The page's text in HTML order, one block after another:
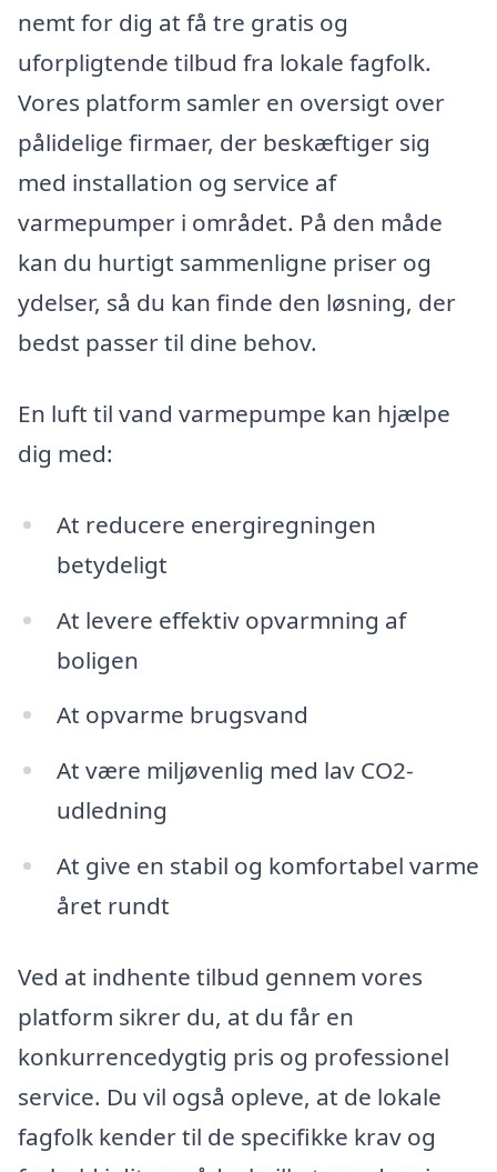
nemt for dig at få tre gratis og
uforpligtende tilbud fra lokale fagfolk.
Vores platform samler en oversigt over
pålidelige firmaer, der beskæftiger sig
med installation og service af
varmepumper i området. På den måde
kan du hurtigt sammenligne priser og
ydelser, så du kan finde den løsning, der
bedst passer til dine behov.
En luft til vand varmepumpe kan hjælpe
dig med:
At reducere energiregningen
betydeligt
At levere effektiv opvarmning af
boligen
At opvarme brugsvand
At være miljøvenlig med lav CO2-
udledning
At give en stabil og komfortabel varme
året rundt
Ved at indhente tilbud gennem vores
platform sikrer du, at du får en
konkurrencedygtig pris og professionel
service. Du vil også opleve, at de lokale
fagfolk kender til de specifikke krav og